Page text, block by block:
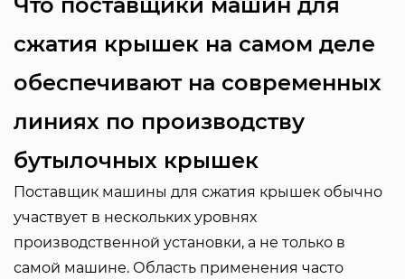
сжатия крышек на самом деле
обеспечивают на современных
линиях по производству
бутылочных крышек
Поставщик машины для сжатия крышек обычно
участвует в нескольких уровнях
производственной установки, а не только в
самой машине. Область применения часто